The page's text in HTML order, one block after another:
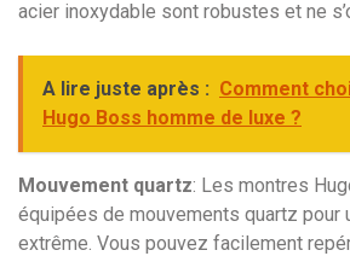
acier inoxydable sont robustes et ne
A lire juste après : Comment
Hugo Boss homme de luxe ?
Mouvement quartz: Les montres
équipées de mouvements quartz pour
extrême. Vous pouvez facilement